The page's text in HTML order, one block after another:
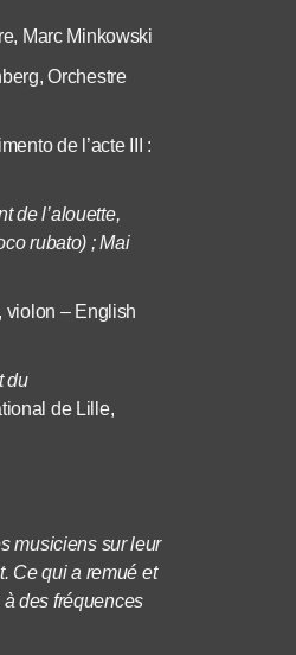
Marc Minkowski
Orchestre
de l’acte III :
de l’alouette,
rubato) ; Mai
violon – English
du
de Lille,
musiciens sur leur
Ce qui a remué et
des fréquences